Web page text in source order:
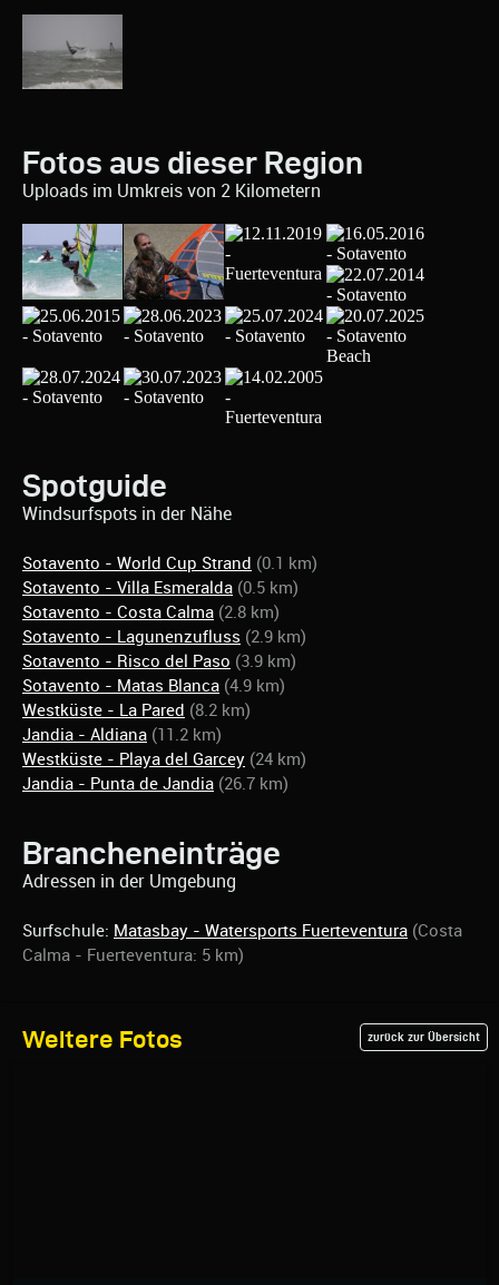
Fotos aus dieser Region
Uploads im Umkreis von 2 Kilometern
Spotguide
Windsurfspots in der Nähe
Sotavento - World Cup Strand (0.1 km)
Sotavento - Villa Esmeralda (0.5 km)
Sotavento - Costa Calma (2.8 km)
Sotavento - Lagunenzufluss (2.9 km)
Sotavento - Risco del Paso (3.9 km)
Sotavento - Matas Blanca (4.9 km)
Westküste - La Pared (8.2 km)
Jandia - Aldiana (11.2 km)
Westküste - Playa del Garcey (24 km)
Jandia - Punta de Jandia (26.7 km)
Brancheneinträge
Adressen in der Umgebung
Surfschule: Matasbay - Watersports Fuerteventura (Costa
Calma - Fuerteventura: 5 km)
Weitere Fotos zurück zur Übersicht